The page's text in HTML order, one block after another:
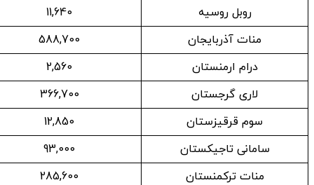
روبل روسیه
11,640
منات آذربایجان
588,700
درام ارمنستان
2,560
لاری گرجستان
366,700
سوم قرقیزستان
12,850
سامانی تاجیکستان
93,000
منات ترکمنستان
285,600